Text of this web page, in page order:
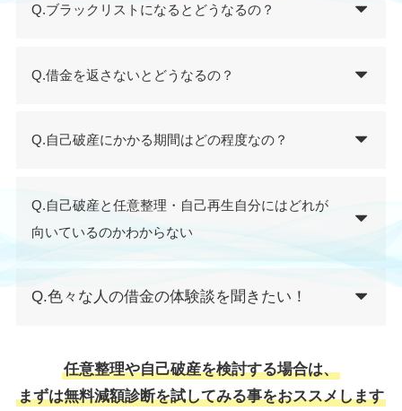
Q.ブラックリストになるとどうなるの？
Q.借金を返さないとどうなるの？
Q.自己破産にかかる期間はどの程度なの？
Q.自己破産と任意整理・自己再生自分にはどれが
向いているのかわからない
Q.色々な人の借金の体験談を聞きたい！
任意整理や自己破産を検討する場合は、
まずは無料減額診断を試してみる事をおススメします